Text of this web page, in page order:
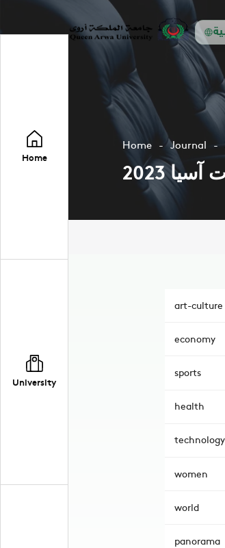
Home
University
Home Journal
2023
art-culture
economy
sports
health
technology
women
world
panorama